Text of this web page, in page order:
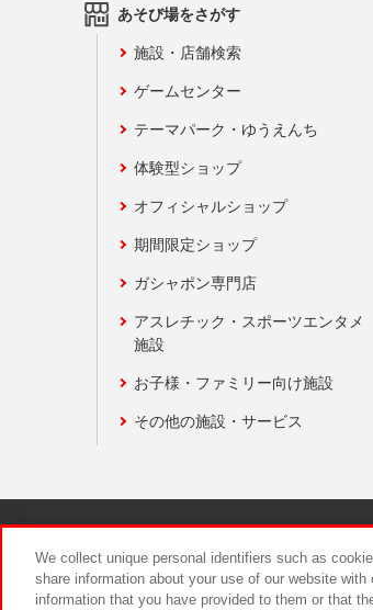
あそび場をさがす
施設・店舗検索
ゲームセンター
テーマパーク・ゆうえんち
体験型ショップ
オフィシャルショップ
期間限定ショップ
ガシャポン専門店
アスレチック・スポーツエンタメ
施設
お子様・ファミリー向け施設
その他の施設・サービス
We collect unique personal identifiers such as
share information about your use of our website
information that you have provided to them or that